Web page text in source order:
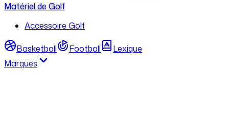
Matériel de Golf
Accessoire Golf
Basketball Football
Lexique
Marques